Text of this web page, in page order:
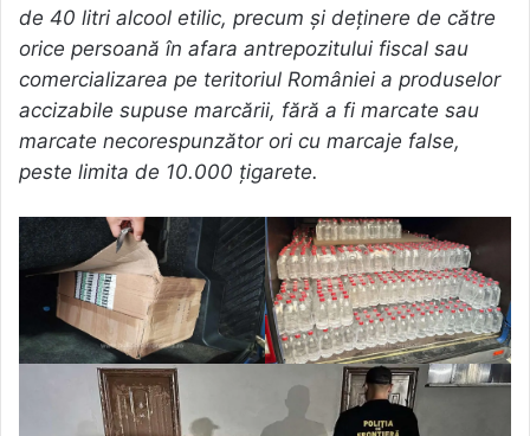
de 40 litri alcool etilic, precum și deținere de către
orice persoană în afara antrepozitului fiscal sau
comercializarea pe teritoriul României a produselor
accizabile supuse marcării, fără a fi marcate sau
marcate necorespunzător ori cu marcaje false,
peste limita de 10.000 țigarete.